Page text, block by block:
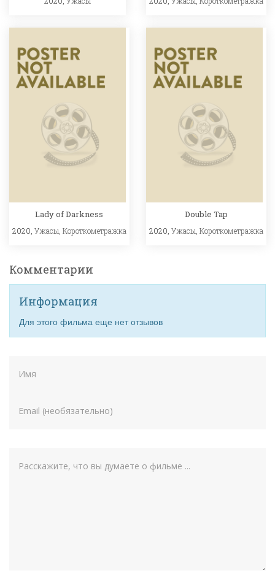
Lady of Darkness
2020, Ужасы Короткометражка
Double Tap
2020,Ужасы ,Короткометражка
Комментарии
Информация
Для этого фильма еще нет отзывов